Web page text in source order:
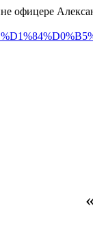
офицере